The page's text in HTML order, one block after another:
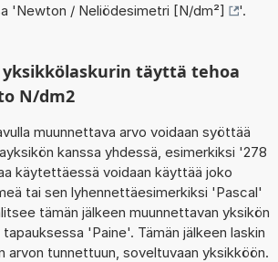
'Newton / Neliödesimetri [N/dm²] '.
täyttä tehoa
N/dm2
muunnettava arvo voidaan syöttää
kanssa yhdessä, esimerkiksi '278
käytettäessä voidaan käyttää joko
tai sen lyhennettäesimerkiksi 'Pascal'
tämän jälkeen muunnettavan yksikön
'Paine'. Tämän jälkeen laskin
arvon tunnettuun, soveltuvaan yksikköön.